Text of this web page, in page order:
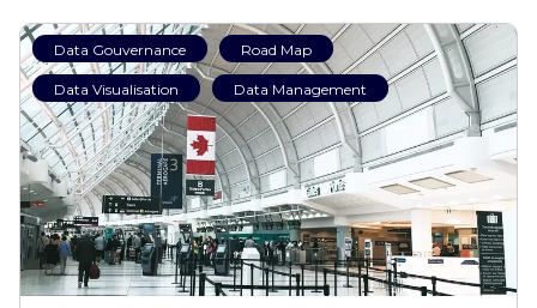
Data Gouvernance Road Map
Data Visualisation Data Management